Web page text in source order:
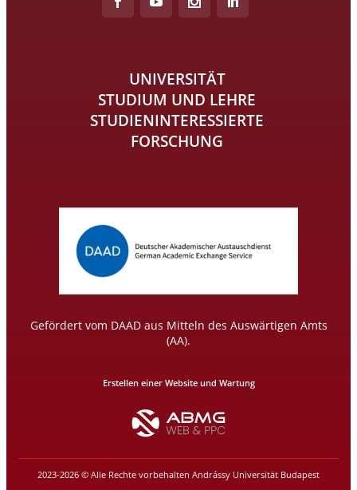
UNIVERSITÄT
STUDIUM UND LEHRE
STUDIENINTERESSIERTE
FORSCHUNG
Gefördert vom DAAD aus Mitteln des Auswärtigen Amts
(AA).
2023-2026 © Alle Rechte vorbehalten Andrássy Universität Budapest
Erstellen einer Website und Wartung